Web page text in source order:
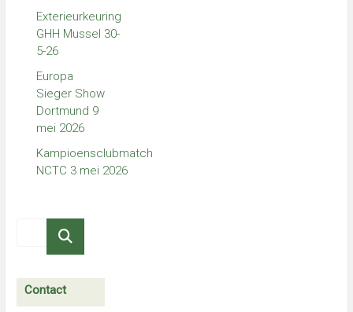
Exterieurkeuring
GHH Mussel 30-
5-26
Europa
Sieger Show
Dortmund 9
mei 2026
Kampioensclubmatch
NCTC 3 mei 2026
Contact